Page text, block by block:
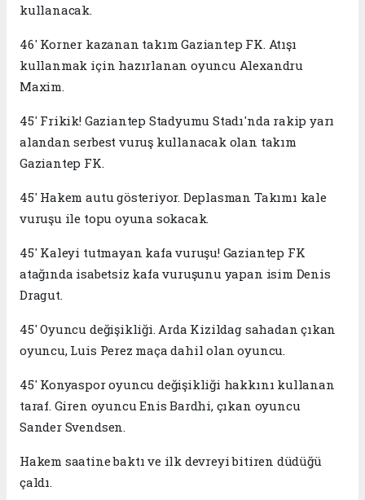
kullanacak.
46' Korner kazanan takım Gaziantep FK. Atışı
kullanmak için hazırlanan oyuncu Alexandru
Maxim.
45' Frikik! Gaziantep Stadyumu Stadı'nda rakip yarı
alandan serbest vuruş kullanacak olan takım
Gaziantep FK.
45' Hakem autu gösteriyor. Deplasman Takımı kale
vuruşu ile topu oyuna sokacak.
45' Kaleyi tutmayan kafa vuruşu! Gaziantep FK
atağında isabetsiz kafa vuruşunu yapan isim Denis
Dragut.
45' Oyuncu değişikliği. Arda Kizildag sahadan çıkan
oyuncu, Luis Perez maça dahil olan oyuncu.
45' Konyaspor oyuncu değişikliği hakkını kullanan
taraf. Giren oyuncu Enis Bardhi, çıkan oyuncu
Sander Svendsen.
Hakem saatine baktı ve ilk devreyi bitiren düdüğü
çaldı.